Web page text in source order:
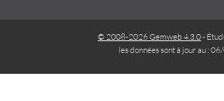
© 2008-2026 Gemweb 4.3.0-
les données sont à jour au :